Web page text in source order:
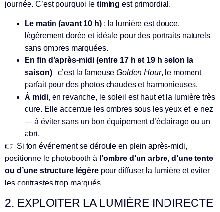
journée. C’est pourquoi le timing est primordial.
Le matin (avant 10 h) : la lumière est douce,
légèrement dorée et idéale pour des portraits naturels
sans ombres marquées.
En fin d’après-midi (entre 17 h et 19 h selon la
saison) : c’est la fameuse Golden Hour, le moment
parfait pour des photos chaudes et harmonieuses.
À midi, en revanche, le soleil est haut et la lumière très
dure. Elle accentue les ombres sous les yeux et le nez
— à éviter sans un bon équipement d’éclairage ou un
abri.
👉 Si ton événement se déroule en plein après-midi,
positionne le photobooth à l’ombre d’un arbre, d’une tente
ou d’une structure légère pour diffuser la lumière et éviter
les contrastes trop marqués.
2. EXPLOITER LA LUMIÈRE INDIRECTE